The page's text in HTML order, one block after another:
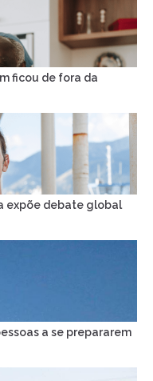
ficou de fora da
expõe debate global
a se prepararem